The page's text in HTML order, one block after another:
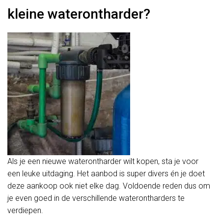
kleine waterontharder?
Als je een nieuwe waterontharder wilt kopen, sta je voor
een leuke uitdaging. Het aanbod is super divers én je doet
deze aankoop ook niet elke dag. Voldoende reden dus om
je even goed in de verschillende waterontharders te
verdiepen.